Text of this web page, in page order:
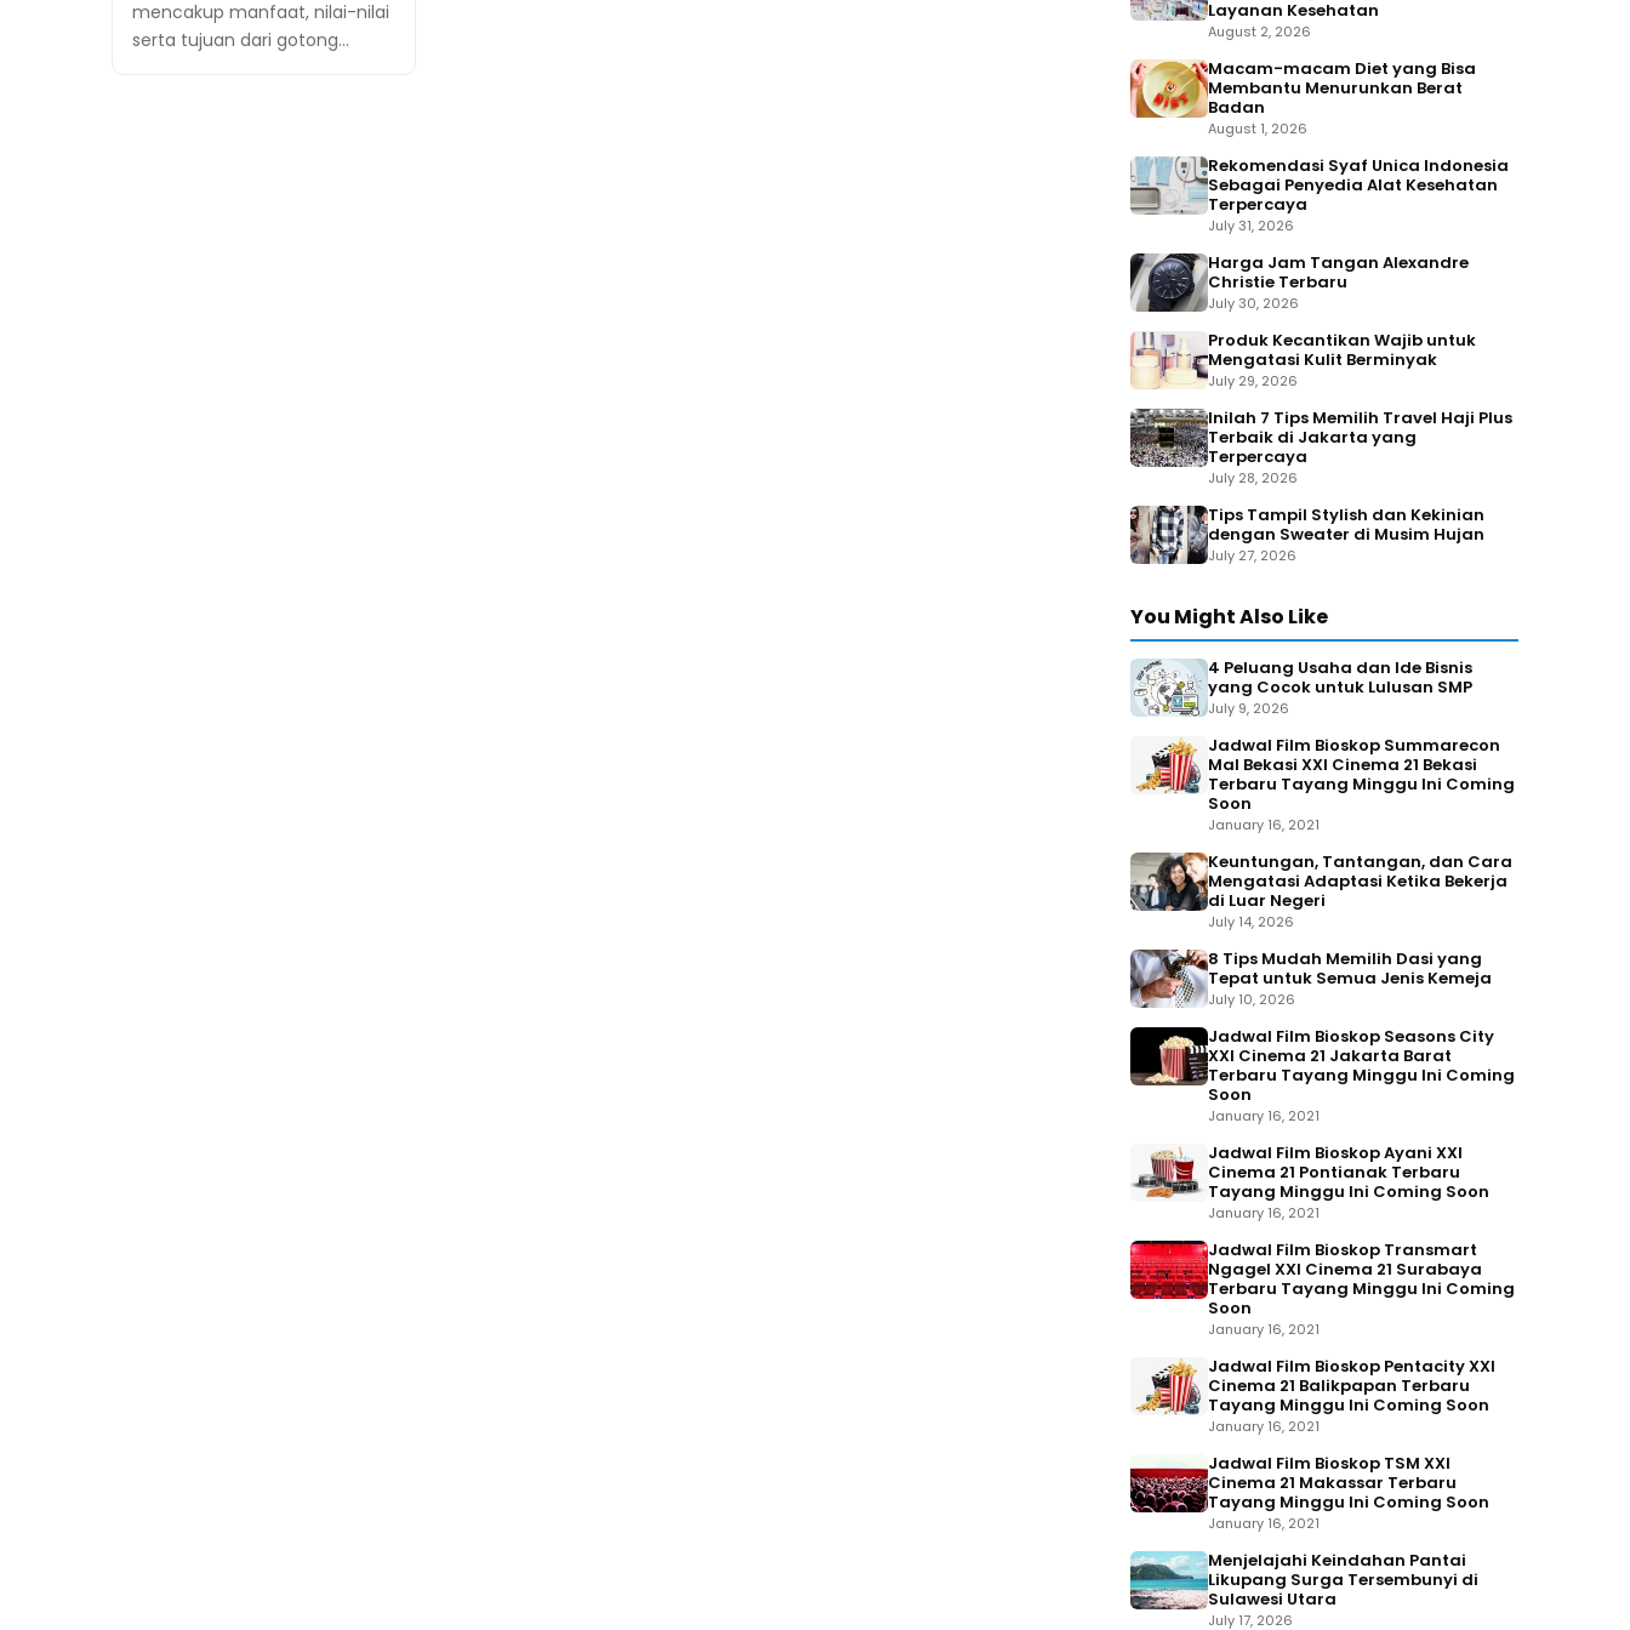
mencakup manfaat, nilai-nilai
serta tujuan dari gotong…
Layanan Kesehatan
August 2, 2026
Macam-macam Diet yang Bisa
Membantu Menurunkan Berat
Badan
August 1, 2026
Rekomendasi Syaf Unica Indonesia
Sebagai Penyedia Alat Kesehatan
Terpercaya
July 31, 2026
Harga Jam Tangan Alexandre
Christie Terbaru
July 30, 2026
Produk Kecantikan Wajib untuk
Mengatasi Kulit Berminyak
July 29, 2026
Inilah 7 Tips Memilih Travel Haji Plus
Terbaik di Jakarta yang
Terpercaya
July 28, 2026
Tips Tampil Stylish dan Kekinian
dengan Sweater di Musim Hujan
July 27, 2026
You Might Also Like
4 Peluang Usaha dan Ide Bisnis
yang Cocok untuk Lulusan SMP
July 9, 2026
Jadwal Film Bioskop Summarecon
Mal Bekasi XXI Cinema 21 Bekasi
Terbaru Tayang Minggu Ini Coming
Soon
January 16, 2021
Keuntungan, Tantangan, dan Cara
Mengatasi Adaptasi Ketika Bekerja
di Luar Negeri
July 14, 2026
8 Tips Mudah Memilih Dasi yang
Tepat untuk Semua Jenis Kemeja
July 10, 2026
Jadwal Film Bioskop Seasons City
XXI Cinema 21 Jakarta Barat
Terbaru Tayang Minggu Ini Coming
Soon
January 16, 2021
Jadwal Film Bioskop Ayani XXI
Cinema 21 Pontianak Terbaru
Tayang Minggu Ini Coming Soon
January 16, 2021
Jadwal Film Bioskop Transmart
Ngagel XXI Cinema 21 Surabaya
Terbaru Tayang Minggu Ini Coming
Soon
January 16, 2021
Jadwal Film Bioskop Pentacity XXI
Cinema 21 Balikpapan Terbaru
Tayang Minggu Ini Coming Soon
January 16, 2021
Jadwal Film Bioskop TSM XXI
Cinema 21 Makassar Terbaru
Tayang Minggu Ini Coming Soon
January 16, 2021
Menjelajahi Keindahan Pantai
Likupang Surga Tersembunyi di
Sulawesi Utara
July 17, 2026